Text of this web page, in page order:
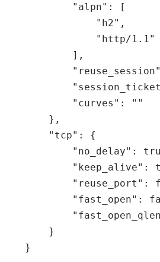
"alpn" :
[
"h2" ,
"http/1.1"
],
"reuse_session"
"curves" :
""
},
"tcp" :
{
"no_delay" :
"keep_alive" :
"reuse_port" :
"fast_open" :
}
}